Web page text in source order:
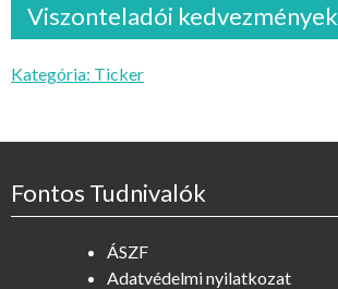
Viszonteladói kedvezmények
Kategória: Ticker
Fontos Tudnivalók
ÁSZF
Adatvédelmi nyilatkozat